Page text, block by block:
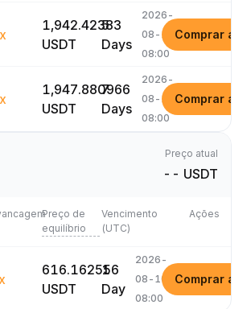
1,942.42383
USDT
5
Days
2026-
08-14
08:00
Comprar
1,947.880966
USDT
7
Days
2026-
08-16
08:00
Comprar
Preço atual
-- USDT
Preço de
equilíbrio
Vencimento
(UTC)
Ações
616.162556
USDT
1
Day
2026-
08-10
08:00
Comprar